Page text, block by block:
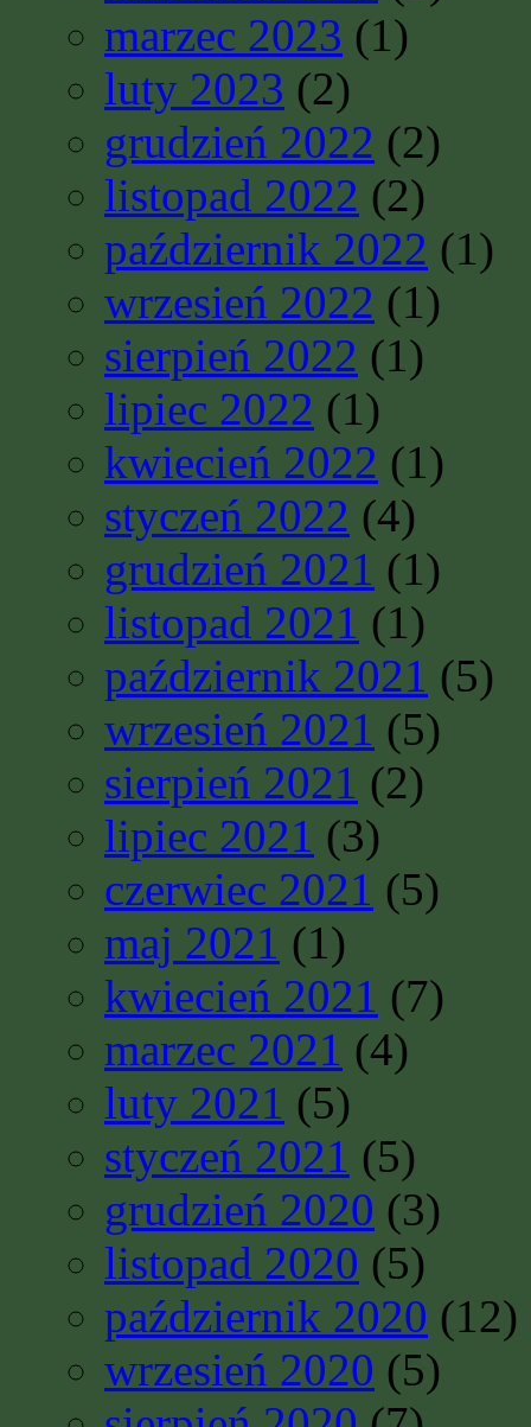
marzec 2023 (1)
luty 2023 (2)
grudzień 2022 (2)
listopad 2022 (2)
październik 2022 (1)
wrzesień 2022 (1)
sierpień 2022 (1)
lipiec 2022 (1)
kwiecień 2022 (1)
styczeń 2022 (4)
grudzień 2021 (1)
listopad 2021 (1)
październik 2021 (5)
wrzesień 2021 (5)
sierpień 2021 (2)
lipiec 2021 (3)
czerwiec 2021 (5)
maj 2021 (1)
kwiecień 2021 (7)
marzec 2021 (4)
luty 2021 (5)
styczeń 2021 (5)
grudzień 2020 (3)
listopad 2020 (5)
październik 2020 (12)
wrzesień 2020 (5)